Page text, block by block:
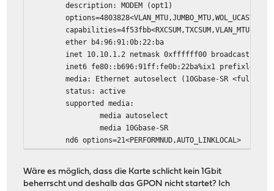
description: MODEM (opt1)
ether b4:96:91:0b:22:ba
inet 10.10.1.2 netmask 0xffffff00 broadcast
inet6 fe80::b696:91ff:fe0b:22ba%ix1 prefixlen 64
media: Ethernet autoselect (10Gbase-SR <full-
status: active
supported media:
media autoselect
media 10Gbase-SR
nd6 options=21<PERFORMNUD,AUTO_LINKLOCAL>
Wäre es möglich, dass die Karte schlicht kein 1Gbit
beherrscht und deshalb das GPON nicht startet? Ich